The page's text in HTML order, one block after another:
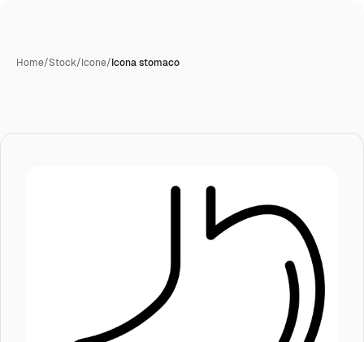
Home/Stock/Icone/Icona stomaco